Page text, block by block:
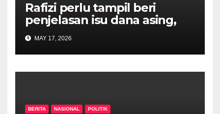
Rafizi perlu tampil beri
penjelasan isu dana asing,
khianat negara
MAY 17, 2026
BERITA NASIONAL POLITIK